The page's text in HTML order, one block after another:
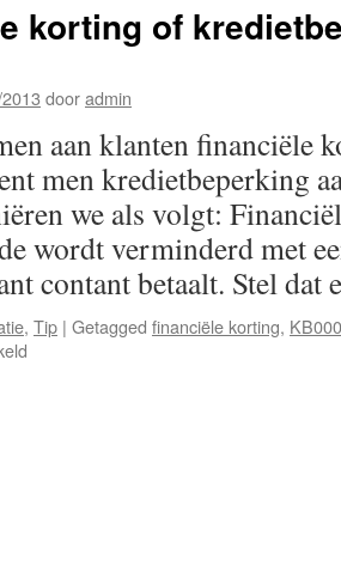
korting of
dooradmin
aan klanten financiële
men kredietbeperking
we als volgt:
wordt verminderd met
contant betaalt. Stel
, Tip | Getagged financiële korting,